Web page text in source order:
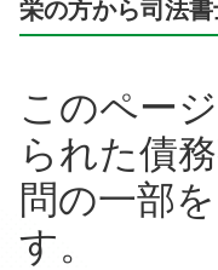
栄の方から司法
このペー
られた債
問の一部
す。